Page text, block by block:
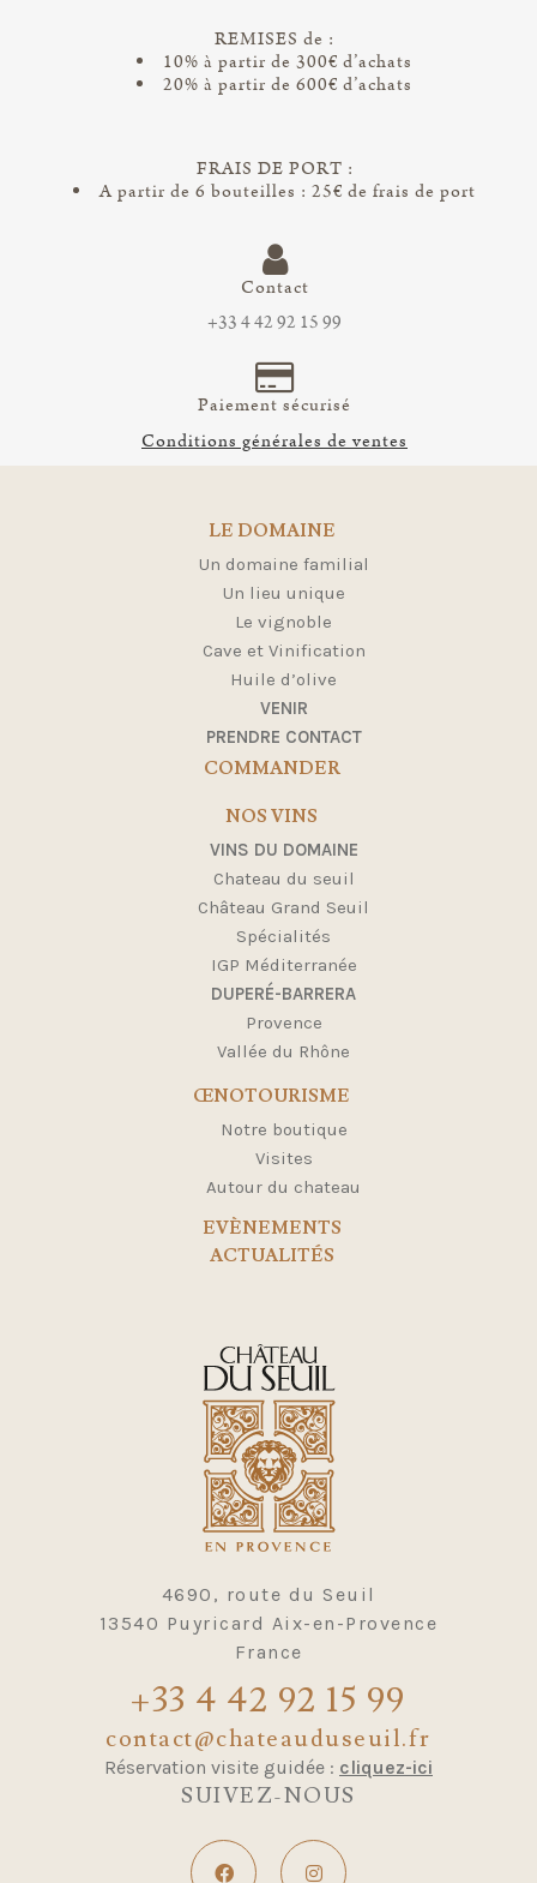
REMISES de :
10% à partir de 300€ d’achats
20% à partir de 600€ d’achats
FRAIS DE PORT :
A partir de 6 bouteilles : 25€ de frais de port
Contact
+33 4 42 92 15 99
Paiement sécurisé
Conditions générales de ventes
LE DOMAINE
Un domaine familial
Un lieu unique
Le vignoble
Cave et Vinification
Huile d’olive
VENIR
PRENDRE CONTACT
COMMANDER
NOS VINS
VINS DU DOMAINE
Chateau du seuil
Château Grand Seuil
Spécialités
IGP Méditerranée
DUPERÉ-BARRERA
Provence
Vallée du Rhône
ŒNOTOURISME
Notre boutique
Visites
Autour du chateau
EVÈNEMENTS
ACTUALITÉS
4690, route du Seuil
13540 Puyricard Aix-en-Provence
France
+33 4 42 92 15 99
contact@chateauduseuil.fr
Réservation visite guidée : cliquez-ici
SUIVEZ-NOUS